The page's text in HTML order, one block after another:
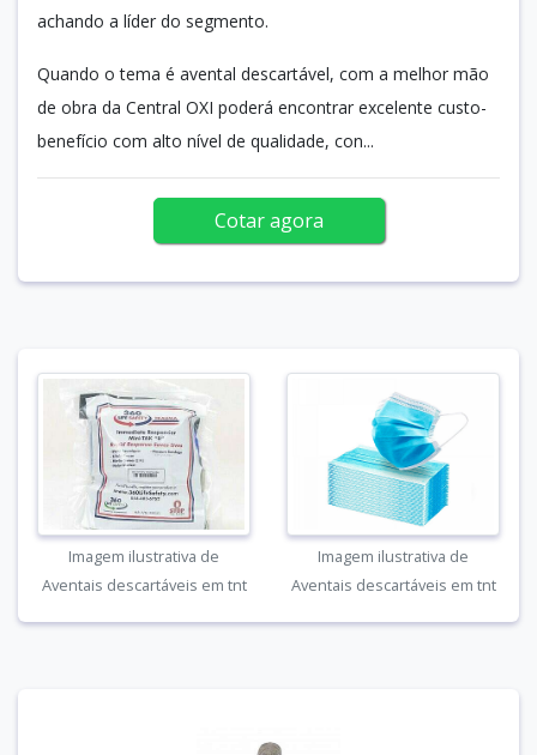
achando a líder do segmento.
Quando o tema é avental descartável, com a melhor mão
de obra da Central OXI poderá encontrar excelente custo-
benefício com alto nível de qualidade, con...
Cotar agora
Imagem ilustrativa de
Aventais descartáveis em tnt
Imagem ilustrativa de
Aventais descartáveis em tnt